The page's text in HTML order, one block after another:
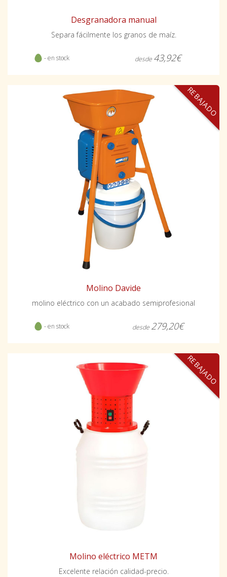
Desgranadora manual
Separa fácilmente los granos de maíz.
- en stock desde 43,92€
REBAJADO
Molino Davide
molino eléctrico con un acabado semiprofesional
- en stock desde 279,20€
REBAJADO
Molino eléctrico METM
Excelente relación calidad-precio.